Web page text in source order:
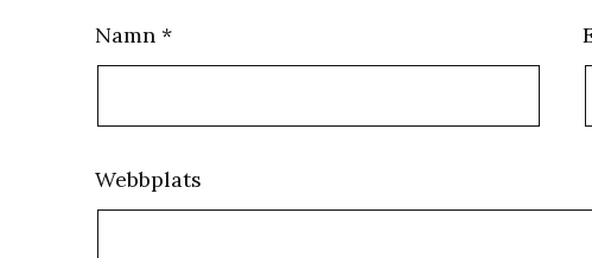
Namn *
Webbplats